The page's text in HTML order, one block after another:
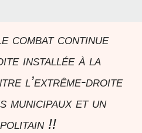
combat continue
installée à la
l’extrême-droite
municipaux et un
!!